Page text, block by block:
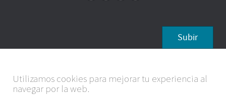
Subir
Utilizamos cookies para mejorar tu experiencia al
navegar por la web.